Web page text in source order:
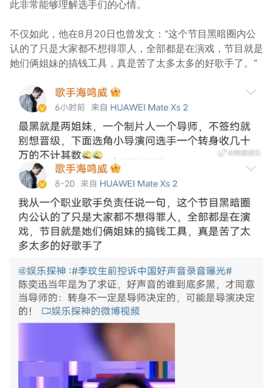
此非常能够理解选手们的心情。
不仅如此，他在8月20日也曾发文：“这个节目黑暗圈内公
认的了只是大家都不想得罪人，全部都是在演戏，节目就是
她们俩姐妹的搞钱工具，真是苦了太多太多的好歌手了。”